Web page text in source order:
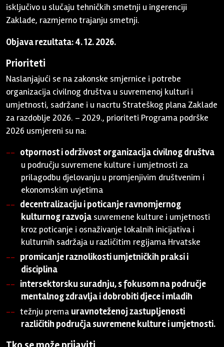
isključivo u slučaju tehničkih smetnji u ingerenciji
Zaklade, razmjerno trajanju smetnji.
Objava rezultata: 4. 12. 2026.
Prioriteti
Naslanjajući se na zakonske smjernice i potrebe
organizacija civilnog društva u suvremenoj kulturi i
umjetnosti, sadržane i u nacrtu Strateškog plana Zaklade
za razdoblje 2026. – 2029., prioriteti Programa podrške
2026 usmjereni su na:
otpornost i održivost organizacija civilnog društva
u području suvremene kulture i umjetnosti za
prilagodbu djelovanju u promjenjivim društvenim i
ekonomskim uvjetima
decentralizaciju i poticanje ravnomjernog
kulturnog razvoja suvremene kulture i umjetnosti
kroz poticanje i osnaživanje lokalnih inicijativa i
kulturnih sadržaja u različitim regijama Hrvatske
promicanje raznolikosti umjetničkih praksi i
disciplina
intersektorsku suradnju, s fokusom na područje
mentalnog zdravlja i dobrobiti djece i mladih
težnju prema uravnoteženoj zastupljenosti
različitih područja suvremene kulture i umjetnosti.